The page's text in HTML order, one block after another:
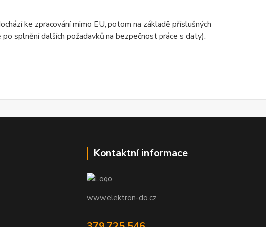
ke zpracování mimo EU, potom na základě příslušných
splnění dalších požadavků na bezpečnost práce s daty).
Kontaktní informace
www.elektron-do.cz